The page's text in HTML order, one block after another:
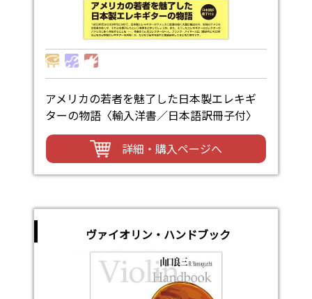
アメリカの若者を魅了した日本製エレキギ
ターの物語〈輸入洋書／日本語訳冊子付〉
詳細・購入ページへ
ヴァイオリン・ハンドブック